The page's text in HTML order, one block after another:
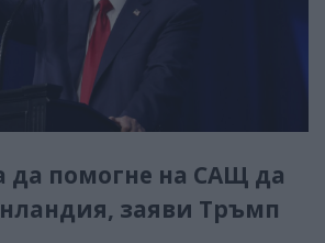
да помогне на САЩ да
заяви Тръмп